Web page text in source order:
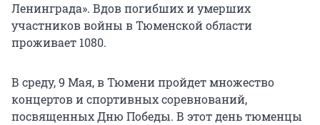
Ленинграда». Вдов погибших и умерших
участников войны в Тюменской области
проживает 1080.
В среду, 9 Мая, в Тюмени пройдет множество
концертов и спортивных соревнований,
посвященных Дню Победы. В этот день тюменцы